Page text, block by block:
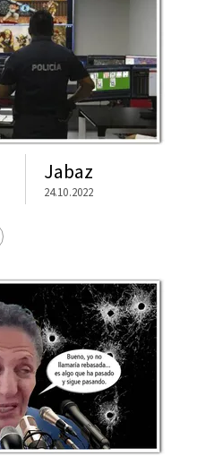
Jabaz
24.10.2022